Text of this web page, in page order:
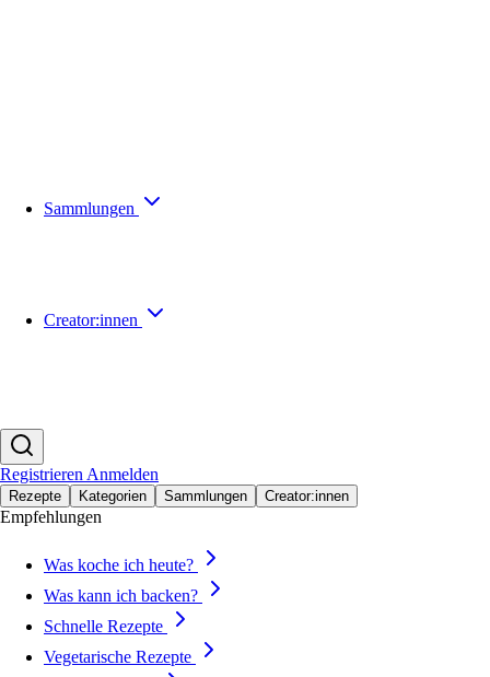
Sammlungen
Creator:innen
Registrieren Anmelden
Rezepte Kategorien Sammlungen Creator:innen
Empfehlungen
Was koche ich heute?
Was kann ich backen?
Schnelle Rezepte
Vegetarische Rezepte